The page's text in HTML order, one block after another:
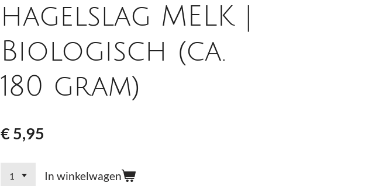
hagelslag MELK |
Biologisch (ca.
180 gram)
€ 5,95
In winkelwagen